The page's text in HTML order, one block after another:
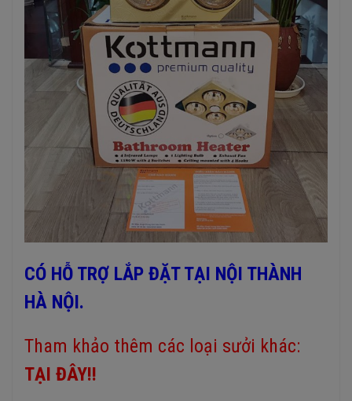
CÓ HỖ TRỢ LẮP ĐẶT TẠI NỘI THÀNH
HÀ NỘI.
Tham khảo thêm các loại sưởi khác:
TẠI ĐÂY!!